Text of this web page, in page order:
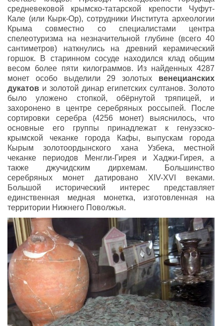
средневековой крымско-татарской крепости Чуфут-
Кале (или Кырк-Ор), сотрудники Института археологии
Крыма совместно со специалистами центра
спелеотуризма на незначительной глубине (всего 40
сантиметров) наткнулись на древний керамический
горшок. В старинном сосуде находился клад общим
весом более пяти килограммов. Из найденных 4287
монет особо выделили 29 золотых венецианских
дукатов и золотой динар египетских султанов. Золото
было уложено стопкой, обёрнутой тряпицей, и
захоронено в центре серебряных россыпей. После
сортировки серебра (4256 монет) выяснилось, что
основные его группы принадлежат к генуэзско-
крымской чеканке города Кафы, выпускам города
Кырым золотоордынского хана Узбека, местной
чеканке периодов Менгли-Гирея и Хаджи-Гирея, а
также джучидским дирхемам. Большинство
серебряных монет датировано XIV-XVI веками.
Большой исторический интерес представляет
единственная медная монетка, изготовленная на
территории Нижнего Поволжья.